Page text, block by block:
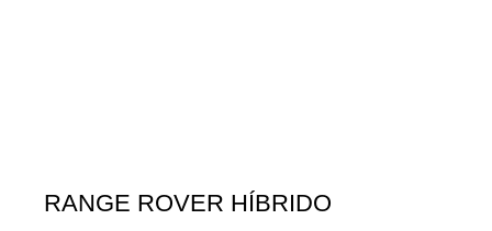
RANGE ROVER HÍBRIDO